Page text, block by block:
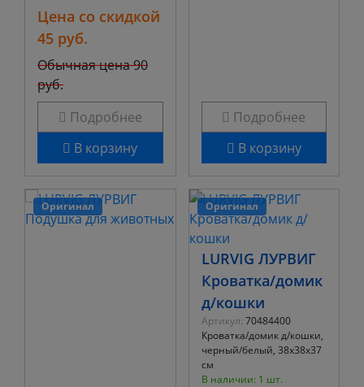
Цена со скидкой
45 руб.
Обычная цена90
руб.
Подробнее
В корзину
Подробнее
В корзину
Оригинал Оригинал
LURVIG ЛУРВИГ
Кроватка/домик
д/кошки
Артикул: 70484400
Кроватка/домик д/кошки,
черный/белый, 38x38x37
см
В наличии: 1 шт.